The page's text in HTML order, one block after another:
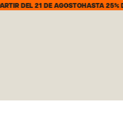
21 DE AGOSTOHASTA 25% DE